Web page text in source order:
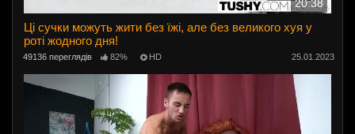
20:38
Ці сучки можуть жити без їжі, але без великого хуя у
роті жодного дня!
49136 переглядів 82% HD 25.01.2023